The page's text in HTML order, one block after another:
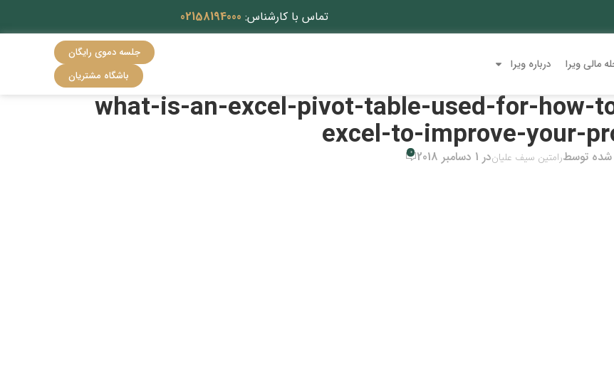
تماس با کارشناس: 02158194000
مالی ویرا درباره ویرا
جلسه دموی رایگان
باشگاه مشتریان
what-is-an-excel-pivot-table-used-for-how-
excel-to-improve-your-
شده توسطرامتین سیف علیاندر 1 دسامبر 2018 0